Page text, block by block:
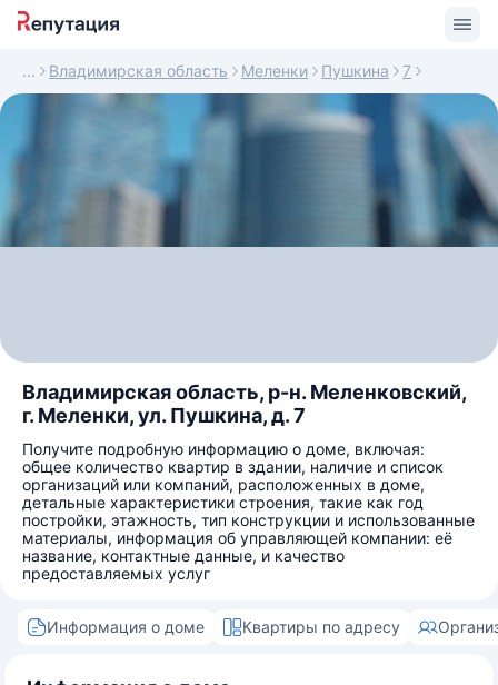
Владимирская область Меленки Пушкина 7
Владимирская область, р-н. Меленковский,
г. Меленки, ул. Пушкина, д. 7
Получите подробную информацию о доме, включая:
общее количество квартир в здании, наличие и список
организаций или компаний, расположенных в доме,
детальные характеристики строения, такие как год
постройки, этажность, тип конструкции и использованные
материалы, информация об управляющей компании: её
название, контактные данные, и качество
предоставляемых услуг
Информация о доме Квартиры по адресу